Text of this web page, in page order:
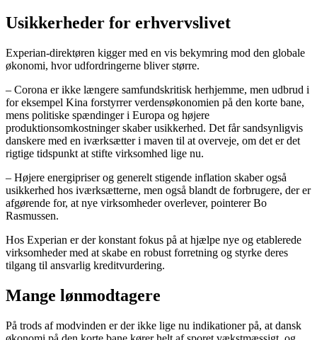
Usikkerheder for erhvervslivet
Experian-direktøren kigger med en vis bekymring mod den globale
økonomi, hvor udfordringerne bliver større.
– Corona er ikke længere samfundskritisk herhjemme, men udbrud i
for eksempel Kina forstyrrer verdensøkonomien på den korte bane,
mens politiske spændinger i Europa og højere
produktionsomkostninger skaber usikkerhed. Det får sandsynligvis
danskere med en iværksætter i maven til at overveje, om det er det
rigtige tidspunkt at stifte virksomhed lige nu.
– Højere energipriser og generelt stigende inflation skaber også
usikkerhed hos iværksætterne, men også blandt de forbrugere, der er
afgørende for, at nye virksomheder overlever, pointerer Bo
Rasmussen.
Hos Experian er der konstant fokus på at hjælpe nye og etablerede
virksomheder med at skabe en robust forretning og styrke deres
tilgang til ansvarlig kreditvurdering.
Mange lønmodtagere
På trods af modvinden er der ikke lige nu indikationer på, at dansk